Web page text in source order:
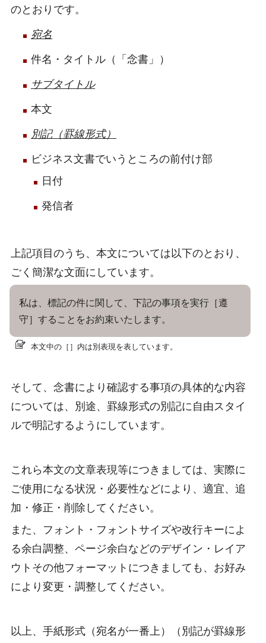
のとおりです。
宛名
件名・タイトル（「念書」）
サブタイトル
本文
別記（罫線形式）
ビジネス文書でいうところの前付け部
日付
発信者
上記項目のうち、本文については以下のとおり、
ごく簡潔な文面にしています。
私は、標記の件に関して、下記の事項を実行［遵
守］することをお約束いたします。
本文中の［］内は別表現を表しています。
そして、念書により確認する事項の具体的な内容
については、別途、罫線形式の別記に自由スタイ
ルで明記するようにしています。
これら本文の文章表現等につきましては、実際に
ご使用になる状況・必要性などにより、適宜、追
加・修正・削除してください。
また、フォント・フォントサイズや改行キーによ
る余白調整、ページ余白などのデザイン・レイア
ウトその他フォーマットにつきましても、お好み
により変更・調整してください。
以上、手紙形式（宛名が一番上）（別記が罫線形